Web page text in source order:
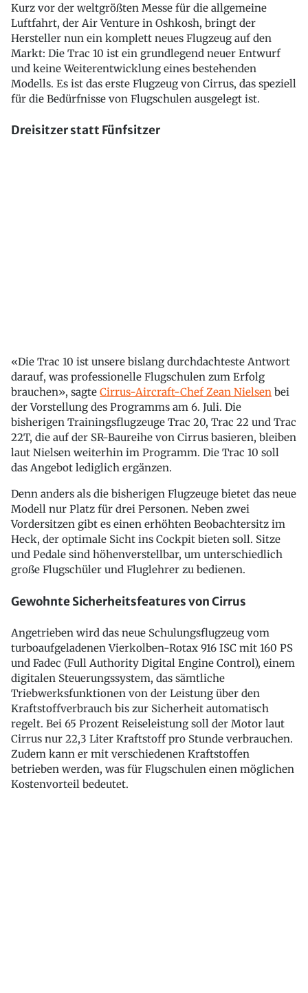
Kurz vor der weltgrößten Messe für die allgemeine
Luftfahrt, der Air Venture in Oshkosh, bringt der
Hersteller nun ein komplett neues Flugzeug auf den
Markt: Die Trac 10 ist ein grundlegend neuer Entwurf
und keine Weiterentwicklung eines bestehenden
Modells. Es ist das erste Flugzeug von Cirrus, das speziell
für die Bedürfnisse von Flugschulen ausgelegt ist.
Dreisitzer statt Fünfsitzer
«Die Trac 10 ist unsere bislang durchdachteste Antwort
darauf, was professionelle Flugschulen zum Erfolg
brauchen», sagte Cirrus-Aircraft-Chef Zean Nielsen bei
der Vorstellung des Programms am 6. Juli. Die
bisherigen Trainingsflugzeuge Trac 20, Trac 22 und Trac
22T, die auf der SR-Baureihe von Cirrus basieren, bleiben
laut Nielsen weiterhin im Programm. Die Trac 10 soll
das Angebot lediglich ergänzen.
Denn anders als die bisherigen Flugzeuge bietet das neue
Modell nur Platz für drei Personen. Neben zwei
Vordersitzen gibt es einen erhöhten Beobachtersitz im
Heck, der optimale Sicht ins Cockpit bieten soll. Sitze
und Pedale sind höhenverstellbar, um unterschiedlich
große Flugschüler und Fluglehrer zu bedienen.
Gewohnte Sicherheitsfeatures von Cirrus
Angetrieben wird das neue Schulungsflugzeug vom
turboaufgeladenen Vierkolben-Rotax 916 ISC mit 160 PS
und Fadec (Full Authority Digital Engine Control), einem
digitalen Steuerungssystem, das sämtliche
Triebwerksfunktionen von der Leistung über den
Kraftstoffverbrauch bis zur Sicherheit automatisch
regelt. Bei 65 Prozent Reiseleistung soll der Motor laut
Cirrus nur 22,3 Liter Kraftstoff pro Stunde verbrauchen.
Zudem kann er mit verschiedenen Kraftstoffen
betrieben werden, was für Flugschulen einen möglichen
Kostenvorteil bedeutet.